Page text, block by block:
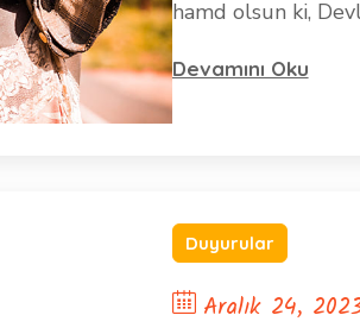
hamd olsun ki,
Devamını Oku
Duyurular
Aralık 24,